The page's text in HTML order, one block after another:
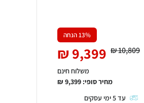
13% הנחה
10,809
₪
9,399
₪
משלוח חינם
מחיר סופי: 9,399
₪
עד5ימי עסקים